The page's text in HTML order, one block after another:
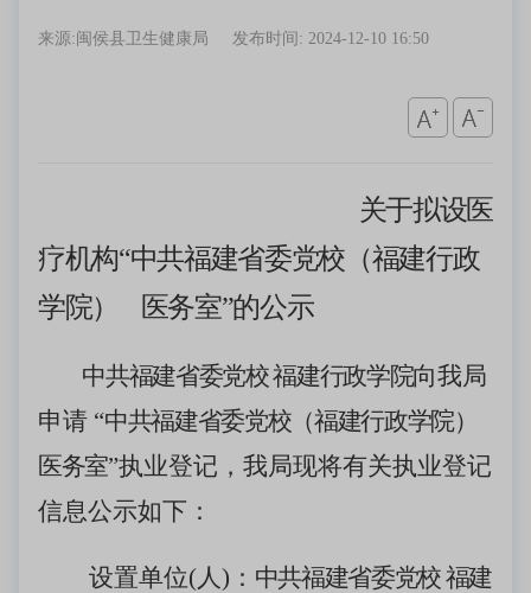
来源:闽侯县卫生健康局 发布时间: 2024-12-10 16:50
关于拟设医
疗机构“中共福建省委党校（福建行政
学院） 医务室”的公示
中共福建省委党校福建行政学院向我局
申请 “中共福建省委党校（福建行政学院）
医务室”执业登记，我局现将有关执业登记
信息公示如下：
设置单位(人)： 中共福建省委党校福建